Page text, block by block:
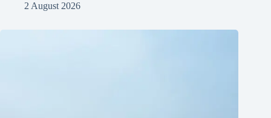
2 August 2026